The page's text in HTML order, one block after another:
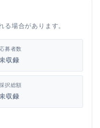
場合があります。
応募者数
収録
択総額
収録